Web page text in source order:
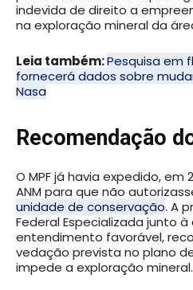
indevida de direito a
na exploração mineral da
Leia também:Pesquisa em
fornecerá dados sobre
Nasa
Recomendação
O MPF já havia expedido,
ANM para que não
unidade de conservação. A
Federal Especializada junto
entendimento favorável,
vedação prevista no plano
impede a exploração mineral.